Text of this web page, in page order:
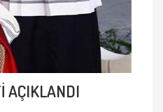
AÇIKLANDI